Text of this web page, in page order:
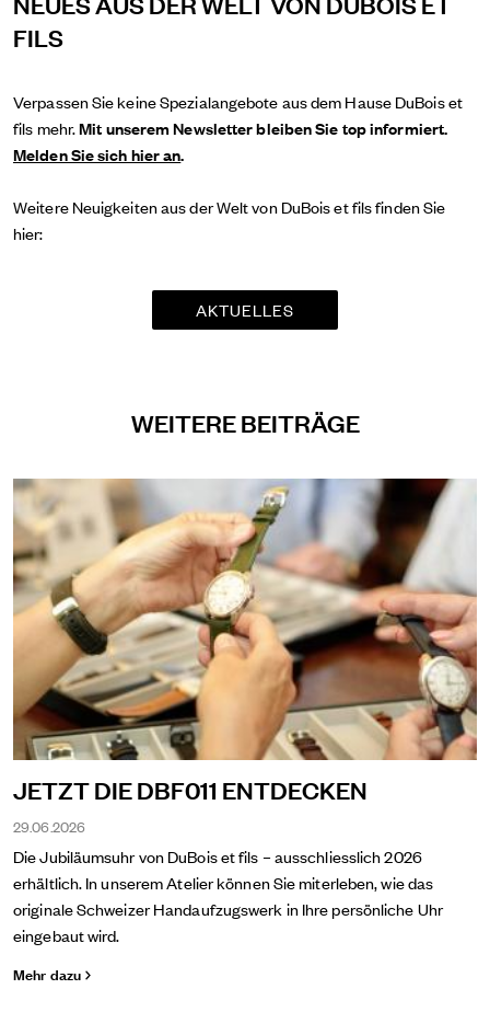
FILS
Verpassen Sie keine Spezialangebote aus dem Hause DuBois et
fils mehr.Mit unserem Newsletter bleiben Sie top informiert.
Melden Sie sich hier an.
Weitere Neuigkeiten aus der Welt von DuBois et fils finden Sie
hier:
AKTUELLES
WEITERE BEITRÄGE
JETZT DIE DBF011 ENTDECKEN
29.06.2026
Die Jubiläumsuhr von DuBois et fils – ausschliesslich 2026
erhältlich. In unserem Atelier können Sie miterleben, wie das
originale Schweizer Handaufzugswerk in Ihre persönliche Uhr
eingebaut wird.
Mehr dazu